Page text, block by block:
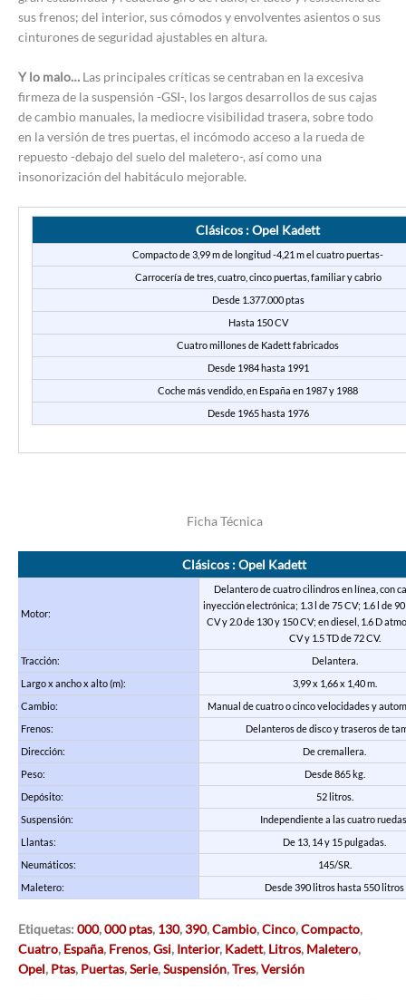
sus frenos; del interior, sus cómodos y envolventes asientos o sus
cinturones de seguridad ajustables en altura.
Y lo malo… Las principales críticas se centraban en la excesiva
firmeza de la suspensión -GSI-, los largos desarrollos de sus cajas
de cambio manuales, la mediocre visibilidad trasera, sobre todo
en la versión de tres puertas, el incómodo acceso a la rueda de
repuesto -debajo del suelo del maletero-, así como una
insonorización del habitáculo mejorable.
Clásicos : Opel Kadett
Compacto de 3,99 m de longitud -4,21 m el cuatro puertas-
Carrocería de tres, cuatro, cinco puertas, familiar y cabrio
Desde 1.377.000 ptas
Hasta 150 CV
Cuatro millones de Kadett fabricados
Desde 1984 hasta 1991
Coche más vendido, en España en 1987 y 1988
Desde 1965 hasta 1976
Ficha Técnica
Clásicos : Opel Kadett
Motor:
Delantero de cuatro cilindros en línea, con
inyección electrónica; 1.3 l de 75 CV; 1.6 l de 90
CV y 2.0 de 130 y 150 CV; en diesel, 1.6 D
CV y 1.5 TD de 72 CV.
Tracción:
Delantera.
Largo x ancho x alto (m):
3,99 x 1,66 x 1,40 m.
Cambio:
Manual de cuatro o cinco velocidades y
Frenos:
Delanteros de disco y traseros de
Dirección:
De cremallera.
Peso:
Desde 865 kg.
Depósito:
52 litros.
Suspensión:
Independiente a las cuatro
Llantas:
De 13, 14 y 15 pulgadas.
Neumáticos:
145/SR.
Maletero:
Desde 390 litros hasta 550 litros
Etiquetas: 000,000 ptas, 130,390,Cambio,Cinco,Compacto,
Cuatro, España, Frenos,Gsi, Interior, Kadett, Litros, Maletero,
Opel, Ptas, Puertas,Serie,Suspensión,Tres,Versión